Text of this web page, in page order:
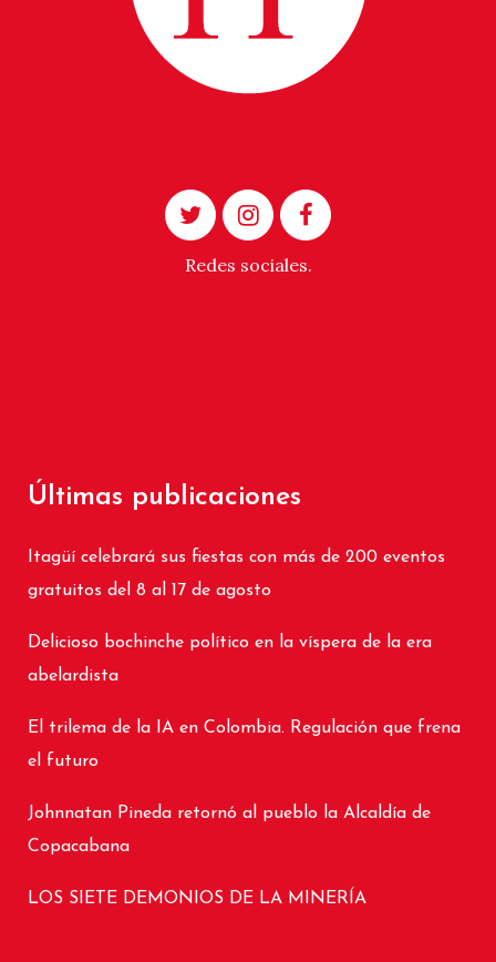
Redes sociales.
Últimas publicaciones
Itagüí celebrará sus fiestas con más de 200 eventos
gratuitos del 8 al 17 de agosto
Delicioso bochinche político en la víspera de la era
abelardista
El trilema de la IA en Colombia. Regulación que frena
el futuro
Johnnatan Pineda retornó al pueblo la Alcaldía de
Copacabana
LOS SIETE DEMONIOS DE LA MINERÍA